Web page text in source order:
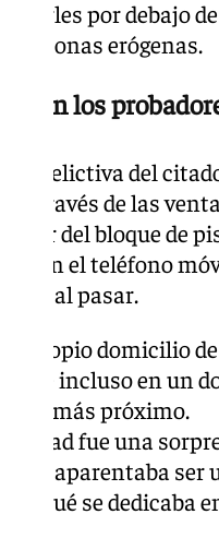
por debajo
zonas erógenas.
en los
delictiva del
a través de las
lugar del bloque de
con el teléfono
al pasar.
propio domicilio
e incluso en un
más próximo.
fue una
aparentaba
a qué se dedicaba